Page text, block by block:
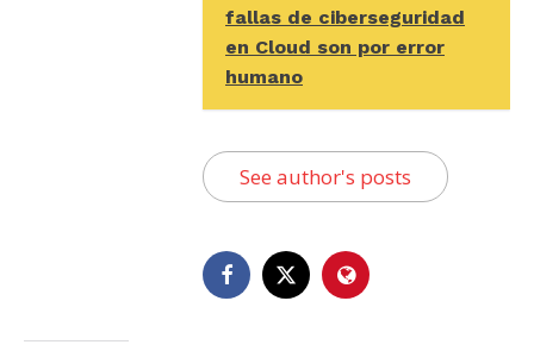
fallas de ciberseguridad
en Cloud son por error
humano
See author's posts